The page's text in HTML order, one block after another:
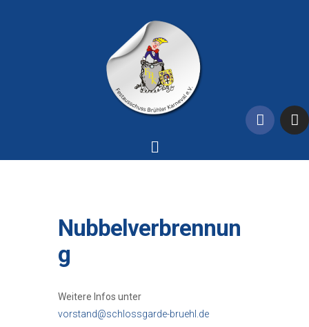
Nubbelverbrennun
g
Weitere Infos unter
vorstand@schlossgarde-bruehl.de